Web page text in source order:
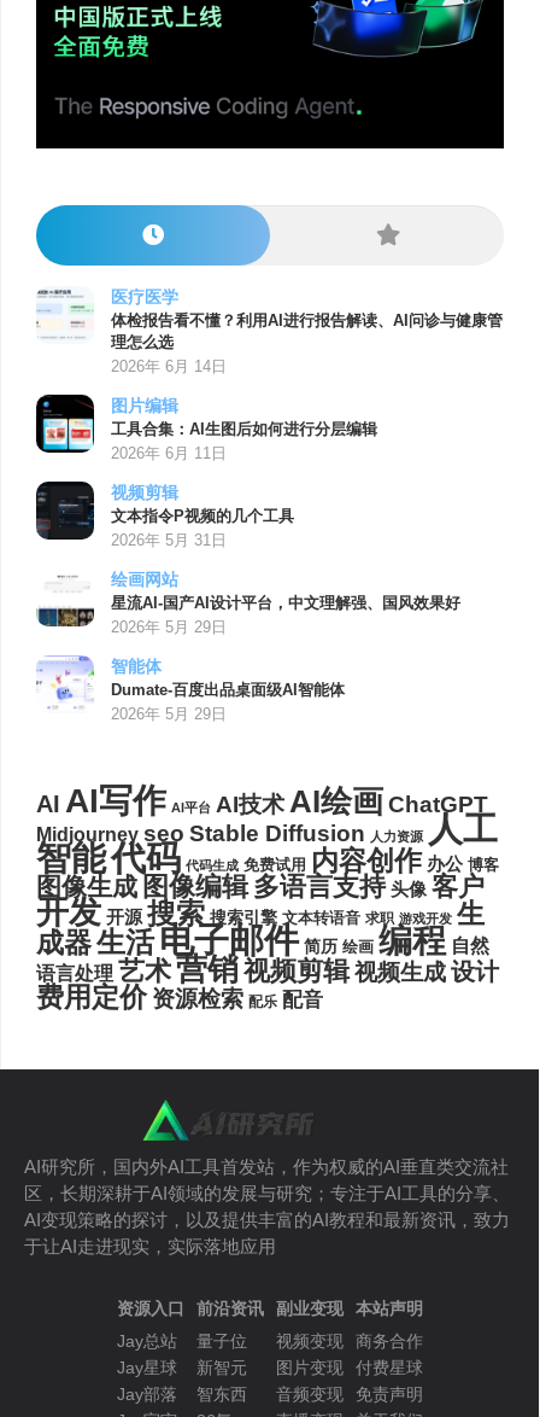
医疗医学
体检报告看不懂？利用AI进行报告解读、AI问诊与健康管
理怎么选
2026年 6月 14日
图片编辑
工具合集：AI生图后如何进行分层编辑
2026年 6月 11日
视频剪辑
文本指令P视频的几个工具
2026年 5月 31日
绘画网站
星流AI-国产AI设计平台，中文理解强、国风效果好
2026年 5月 29日
智能体
Dumate-百度出品桌面级AI智能体
2026年 5月 29日
AI AI写作 AI平台 AI技术AI绘画ChatGPT
Midjourney seo Stable Diffusion 人力资源 人工
智能代码 代码生成 免费试用 内容创作 办公 博客
图像生成 图像编辑 多语言支持 头像 客户
开发 开源 搜索 搜索引擎 文本转语音 求职 游戏开发 生
成器生活电子邮件 简历 绘画 编程 自然
语言处理 艺术营销视频剪辑视频生成设计
费用定价 资源检索 配乐 配音
AI研究所，国内外AI工具首发站，作为权威的AI垂直类交流社
区，长期深耕于AI领域的发展与研究；专注于AI工具的分享、
AI变现策略的探讨，以及提供丰富的AI教程和最新资讯，致力
于让AI走进现实，实际落地应用
资源入口
Jay总站
Jay星球
Jay部落
前沿资讯
量子位
新智元
智东西
副业变现
视频变现
图片变现
音频变现
本站声明
商务合作
付费星球
免责声明